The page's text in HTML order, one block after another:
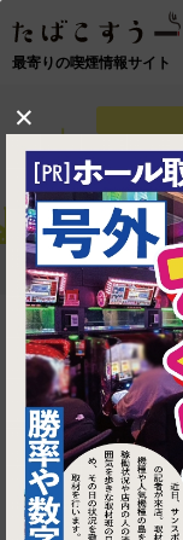
最寄りの喫煙情報サイト
×
【
トップ 青海駅
マップで見る